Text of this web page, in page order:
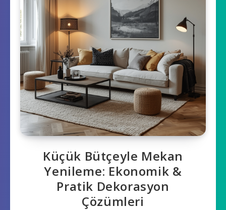
Küçük Bütçeyle Mekan
Yenileme: Ekonomik &
Pratik Dekorasyon
Çözümleri